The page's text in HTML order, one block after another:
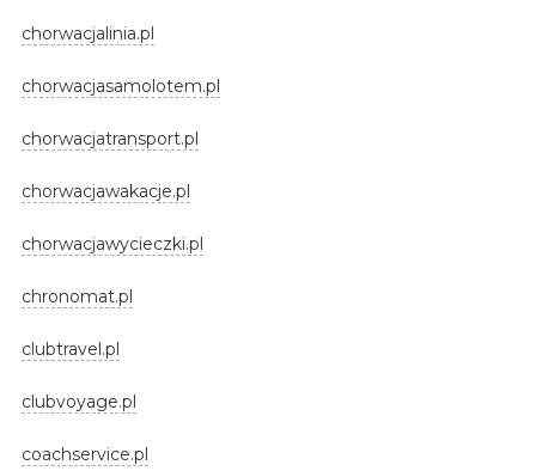
chorwacjalinia.pl
chorwacjasamolotem.pl
chorwacjatransport.pl
chorwacjawakacje.pl
chorwacjawycieczki.pl
chronomat.pl
clubtravel.pl
clubvoyage.pl
coachservice.pl